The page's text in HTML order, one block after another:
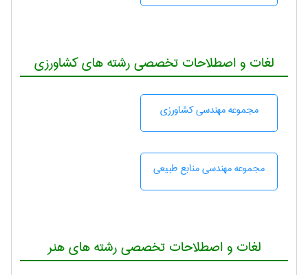
لغات و اصطلاحات تخصصی رشته های کشاورزی
مجموعه مهندسی كشاورزی
مجموعه مهندسی منابع طبيعی
لغات و اصطلاحات تخصصی رشته های هنر